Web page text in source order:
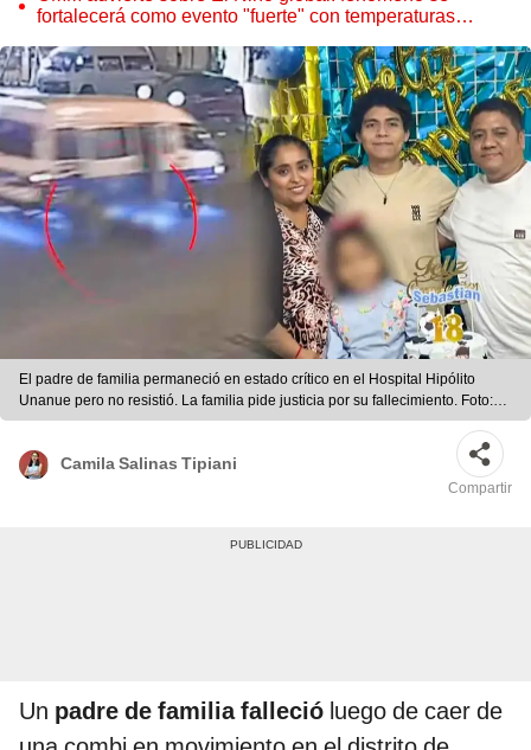
fortalecerá como evento "fuerte" con temperaturas
El padre de familia permaneció en estado crítico en el Hospital Hipólito
Unanue pero no resistió. La familia pide justicia por su fallecimiento. Foto:
composición LR/PanamericanaTV
Camila Salinas Tipiani
Compartir
Un padre de familia falleció luego de caer de